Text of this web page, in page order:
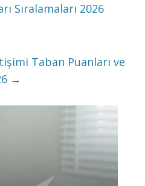
Sıralamaları 2026
Taban Puanları ve
→